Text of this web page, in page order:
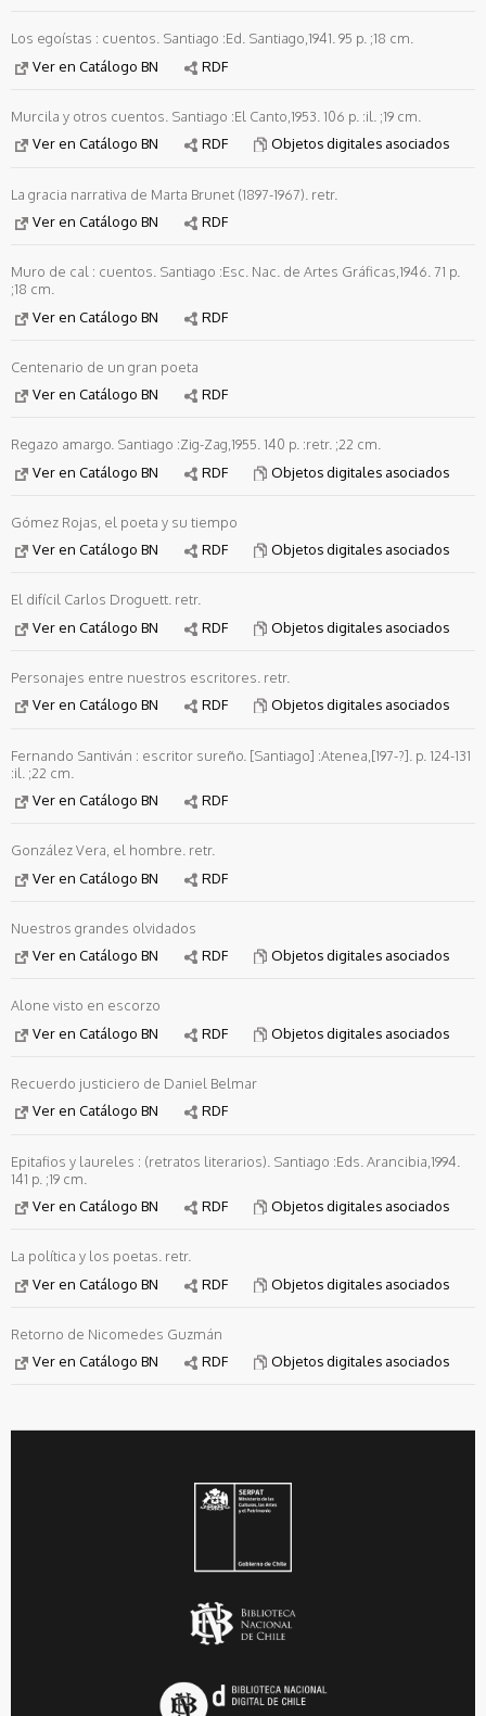
Los egoístas : cuentos. Santiago :Ed. Santiago,1941. 95 p. ;18 cm.
Ver en Catálogo BN
RDF
Murcila y otros cuentos. Santiago :El Canto,1953. 106 p. :il. ;19 cm.
Ver en Catálogo BN
RDF Objetos digitales asociados
La gracia narrativa de Marta Brunet (1897-1967). retr.
Ver en Catálogo BN
RDF
Muro de cal : cuentos. Santiago :Esc. Nac. de Artes Gráficas,1946. 71 p.
;18 cm.
Ver en Catálogo BN
RDF
Centenario de un gran poeta
Ver en Catálogo BN
RDF
Regazo amargo. Santiago :Zig-Zag,1955. 140 p. :retr. ;22 cm.
Ver en Catálogo BN
RDF Objetos digitales asociados
Gómez Rojas, el poeta y su tiempo
Ver en Catálogo BN
RDF Objetos digitales asociados
El difícil Carlos Droguett. retr.
Ver en Catálogo BN
RDF Objetos digitales asociados
Personajes entre nuestros escritores. retr.
Ver en Catálogo BN
RDF Objetos digitales asociados
Fernando Santiván : escritor sureño. [Santiago] :Atenea,[197-?]. p. 124-131
:il. ;22 cm.
Ver en Catálogo BN
RDF
González Vera, el hombre. retr.
Ver en Catálogo BN
RDF
Nuestros grandes olvidados
Ver en Catálogo BN
RDF Objetos digitales asociados
Alone visto en escorzo
Ver en Catálogo BN
RDF Objetos digitales asociados
Recuerdo justiciero de Daniel Belmar
Ver en Catálogo BN
RDF
Epitafios y laureles : (retratos literarios). Santiago :Eds. Arancibia,1994.
141 p. ;19 cm.
Ver en Catálogo BN
RDF Objetos digitales asociados
La política y los poetas. retr.
Ver en Catálogo BN
RDF Objetos digitales asociados
Retorno de Nicomedes Guzmán
Ver en Catálogo BN
RDF Objetos digitales asociados